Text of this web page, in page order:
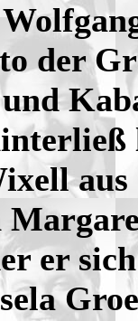
der
aus
er